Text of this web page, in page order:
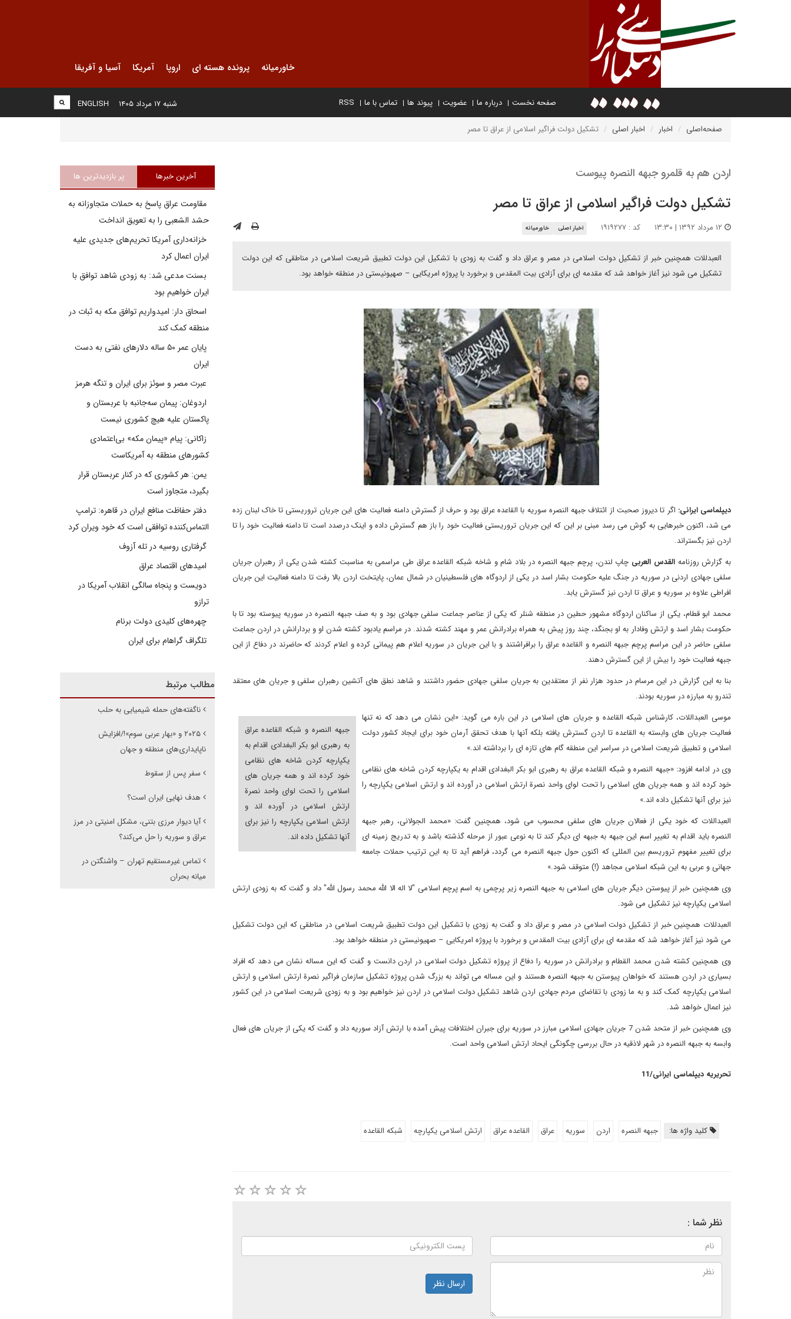
خاورمیانه پرونده هسته ای اروپا آمریکا آسیا و آفریقا
صفحه نخست درباره ما عضویت پیوند ها تماس با ما RSS
ENGLISH شنبه ۱۷ مرداد ۱۴۰۵
صفحه‌اصلی اخبار اخبار اصلی تشکیل دولت فراگیر اسلامی از عراق تا مصر
اردن هم به قلمرو جبهه النصره پیوست
تشکیل دولت فراگیر اسلامی از عراق تا مصر
کد : ۱۹۱۹۲۷۷ اخبار اصلی خاورمیانه
العبدللات همچنین خبر از تشکیل دولت اسلامی در مصر و عراق داد و گفت به زودی با تشکیل این دولت تطبیق شریعت اسلامی در مناطقی که این دولت
تشکیل می شود نیز آغاز خواهد شد که مقدمه ای برای آزادی بیت المقدس و برخورد با پروژه امریکایی – صهیونیستی در منطقه خواهد بود.
دیپلماسی ایرانی: اگر تا دیروز صحبت از ائتلاف جبهه النصره سوریه با القاعده عراق بود و حرف از گسترش دامنه فعالیت های این جریان تروریستی تا خاک لبنان زده
می شد، اکنون خبرهایی به گوش می رسد مبنی بر این که این جریان تروریستی فعالیت خود را باز هم گسترش داده و اینک درصدد است تا دامنه فعالیت خود را تا
اردن نیز بگستراند.
به گزارش روزنامهالقدس العربی چاپ لندن، پرچم جبهه النصره در بلاد شام و شاخه شبکه القاعده عراق طی مراسمی به مناسبت کشته شدن یکی از رهبران جریان
سلفی جهادی اردنی در سوریه در جنگ علیه حکومت بشار اسد در یکی از اردوگاه های فلسطینیان در شمال عمان، پایتخت اردن بالا رفت تا دامنه فعالیت این جریان
افراطی علاوه بر سوریه و عراق تا اردن نیز گسترش یابد.
محمد ابو قطام، یکی از ساکنان اردوگاه مشهور حطین در منطقه شنلر که یکی از عناصر جماعت سلفی جهادی بود و به صف جبهه النصره در سوریه پیوسته بود تا با
حکومت بشار اسد و ارتش وفادار به او بجنگد، چند روز پیش به همراه برادرانش عمر و مهند کشته شدند. در مراسم یادبود کشته شدن او و بردارانش در اردن جماعت
سلفی حاضر در این مراسم پرچم جبهه النصره و القاعده عراق را برافراشتند و با این جریان در سوریه اعلام هم پیمانی کرده و اعلام کردند که حاضرند در دفاع از این
جبهه فعالیت خود را بیش از این گسترش دهند.
بنا به این گزارش در این مرسام در حدود هزار نفر از معتقدین به جریان سلفی جهادی حضور داشتند و شاهد نطق های آتشین رهبران سلفی و جریان های معتقد
تندرو به مبارزه در سوریه بودند.
جبهه النصره و شبکه القاعده عراق
به رهبری ابو بکر البغدادی اقدام به
یکپارچه کردن شاخه های نظامی
خود کرده اند و همه جریان های
اسلامی را تحت لوای واحد نصرة
ارتش اسلامی در آورده اند و
ارتش اسلامی یکپارچه را نیز برای
آنها تشکیل داده اند.
موسی العبداللات، کارشناس شبکه القاعده و جریان های اسلامی در این باره می گوید: «این نشان می دهد که نه تنها
فعالیت جریان های وابسته به القاعده تا اردن گسترش یافته بلکه آنها با هدف تحقق آرمان خود برای ایجاد کشور دولت
اسلامی و تطبیق شریعت اسلامی در سراسر این منطقه گام های تازه ای را برداشته اند.»
وی در ادامه افزود: «جبهه النصره و شبکه القاعده عراق به رهبری ابو بکر البغدادی اقدام به یکپارچه کردن شاخه های نظامی
خود کرده اند و همه جریان های اسلامی را تحت لوای واحد نصرة ارتش اسلامی در آورده اند و ارتش اسلامی یکپارچه را
نیز برای آنها تشکیل داده اند.»
العبداللات که خود یکی از فعالان جریان های سلفی محسوب می شود، همچنین گفت: «محمد الجولانی، رهبر جبهه
النصره باید اقدام به تغییر اسم این جبهه به جبهه ای دیگر کند تا به نوعی عبور از مرحله گذشته باشد و به تدریج زمینه ای
برای تغییر مفهوم تروریسم بین المللی که اکنون حول جبهه النصره می گردد، فراهم آید تا به این ترتیب حملات جامعه
جهانی و عربی به این شبکه اسلامی مجاهد (!) متوقف شود.»
وی همچنین خبر از پیوستن دیگر جریان های اسلامی به جبهه النصره زیر پرچمی به اسم پرچم اسلامی "لا اله الا الله محمد رسول الله" داد و گفت که به زودی ارتش
اسلامی یکپارچه نیز تشکیل می شود.
العبدللات همچنین خبر از تشکیل دولت اسلامی در مصر و عراق داد و گفت به زودی با تشکیل این دولت تطبیق شریعت اسلامی در مناطقی که این دولت تشکیل
می شود نیز آغاز خواهد شد که مقدمه ای برای آزادی بیت المقدس و برخورد با پروژه امریکایی – صهیونیستی در منطقه خواهد بود.
وی همچنین کشته شدن محمد القطام و برادرانش در سوریه را دفاع از پروژه تشکیل دولت اسلامی در اردن دانست و گفت که این مساله نشان می دهد که افراد
بسیاری در اردن هستند که خواهان پیوستن به جبهه النصره هستند و این مساله می تواند به بزرگ شدن پروژه تشکیل سازمان فراگیر نصرة ارتش اسلامی و ارتش
اسلامی یکپارچه کمک کند و به ما زودی با تقاضای مردم جهادی اردن شاهد تشکیل دولت اسلامی در اردن نیز خواهیم بود و به زودی شریعت اسلامی در این کشور
نیز اعمال خواهد شد.
وی همچنین خبر از متحد شدن 7 جریان جهادی اسلامی مبارز در سوریه برای جبران اختلافات پیش آمده با ارتش آزاد سوریه داد و گفت که یکی از جریان های فعال
وابسه به جبهه النصره در شهر لاذقیه در حال بررسی چگونگی ایحاد ارتش اسلامی واحد است.
تحریریه دیپلماسی ایرانی/11
کلید واژه ها: جبهه النصره اردن سوریه عراق القاعده عراق ارتش اسلامی یکپارچه شبکه القاعده
نظر شما :
ارسال نظر
آخرین خبرها پر بازدیدترین ها
مقاومت عراق پاسخ به حملات متجاوزانه به
حشد الشعبی را به تعویق انداخت
خزانه‌داری آمریکا تحریم‌های جدیدی علیه
ایران اعمال کرد
بسنت مدعی شد: به زودی شاهد توافق با
ایران خواهیم بود
اسحاق دار: امیدواریم توافق مکه به ثبات در
منطقه کمک کند
پایان عمر ۵۰ ساله دلارهای نفتی به دست
ایران
عبرت مصر و سوئز برای ایران و تنگه هرمز
اردوغان: پیمان سه‌جانبه با عربستان و
پاکستان علیه هیچ کشوری نیست
زاکانی: پیام «پیمان مکه» بی‌اعتمادی
کشورهای منطقه به آمریکاست
یمن: هر کشوری که در کنار عربستان قرار
بگیرد، متجاوز است
دفتر حفاظت منافع ایران در قاهره: ترامپ
التماس‌کننده توافقی است که خود ویران کرد
گرفتاری روسیه در تله آزوف
امیدهای اقتصاد عراق
دویست و پنجاه سالگی انقلاب آمریکا در
ترازو
چهره‌های کلیدی دولت برنام
تلگراف گراهام برای ایران
مطالب مرتبط
ناگفته‌های حمله شیمیایی به حلب
۲۰۲۵ و «بهار عربی سوم»!/افزایش
ناپایداری‌های منطقه و جهان
سفر پس از سقوط
هدف نهایی ایران است؟
آیا دیوار مرزی بتنی، مشکل امنیتی در مرز
عراق و سوریه را حل می‌کند؟
تماس غیرمستقیم تهران – واشنگتن در
میانه بحران